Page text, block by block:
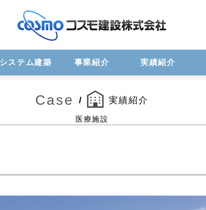
システム建築 事業紹介 実績紹介
Case / 実績紹介
医療施設